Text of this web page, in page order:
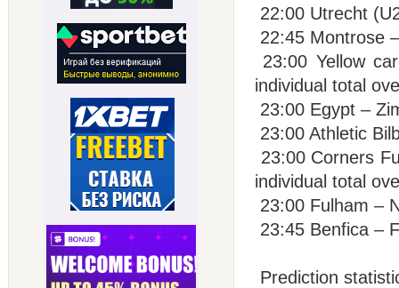
22:00 Utrecht
22:45 Montrose
23:00 Yellow
individual total
23:00 Egypt –
23:00 Athletic
23:00 Corners
individual total
23:00 Fulham –
23:45 Benfica –
Prediction